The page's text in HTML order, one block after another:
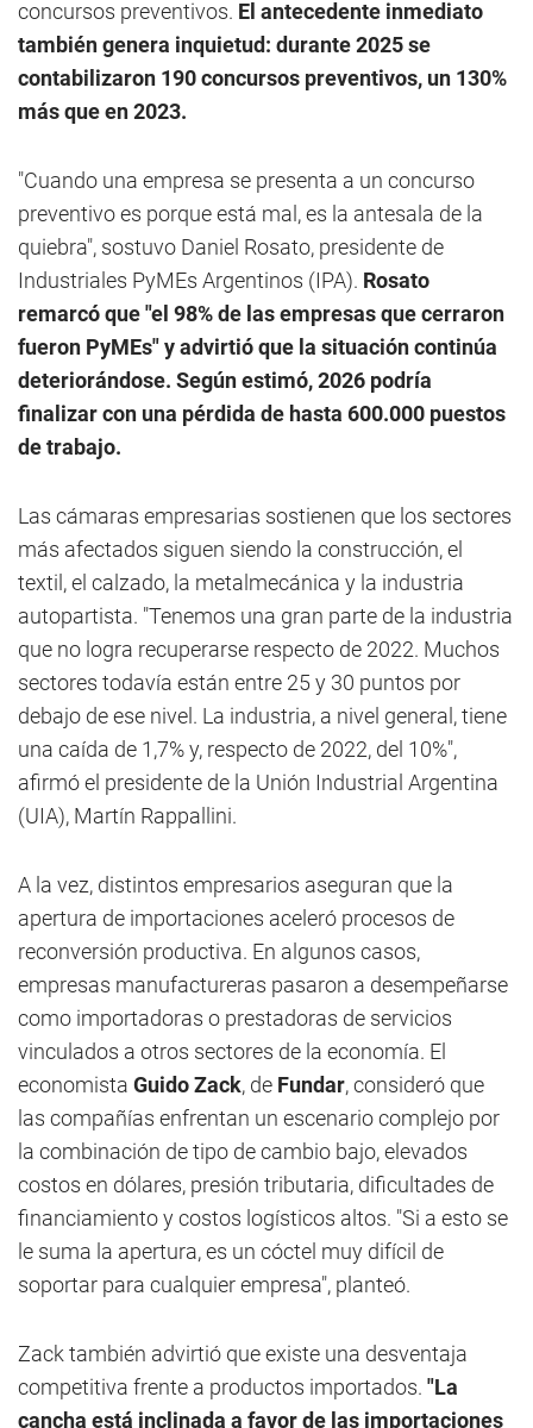
concursos preventivos. El antecedente inmediato
también genera inquietud: durante 2025 se
contabilizaron 190 concursos preventivos, un 130%
más que en 2023.
"Cuando una empresa se presenta a un concurso
preventivo es porque está mal, es la antesala de la
quiebra", sostuvo Daniel Rosato, presidente de
Industriales PyMEs Argentinos (IPA). Rosato
remarcó que "el 98% de las empresas que cerraron
fueron PyMEs" y advirtió que la situación continúa
deteriorándose. Según estimó, 2026 podría
finalizar con una pérdida de hasta 600.000 puestos
de trabajo.
Las cámaras empresarias sostienen que los sectores
más afectados siguen siendo la construcción, el
textil, el calzado, la metalmecánica y la industria
autopartista. "Tenemos una gran parte de la industria
que no logra recuperarse respecto de 2022. Muchos
sectores todavía están entre 25 y 30 puntos por
debajo de ese nivel. La industria, a nivel general, tiene
una caída de 1,7% y, respecto de 2022, del 10%",
afirmó el presidente de la Unión Industrial Argentina
(UIA), Martín Rappallini.
A la vez, distintos empresarios aseguran que la
apertura de importaciones aceleró procesos de
reconversión productiva. En algunos casos,
empresas manufactureras pasaron a desempeñarse
como importadoras o prestadoras de servicios
vinculados a otros sectores de la economía. El
economista Guido Zack, de Fundar, consideró que
las compañías enfrentan un escenario complejo por
la combinación de tipo de cambio bajo, elevados
costos en dólares, presión tributaria, dificultades de
financiamiento y costos logísticos altos. "Si a esto se
le suma la apertura, es un cóctel muy difícil de
soportar para cualquier empresa", planteó.
Zack también advirtió que existe una desventaja
competitiva frente a productos importados. "La
cancha está inclinada a favor de las importaciones